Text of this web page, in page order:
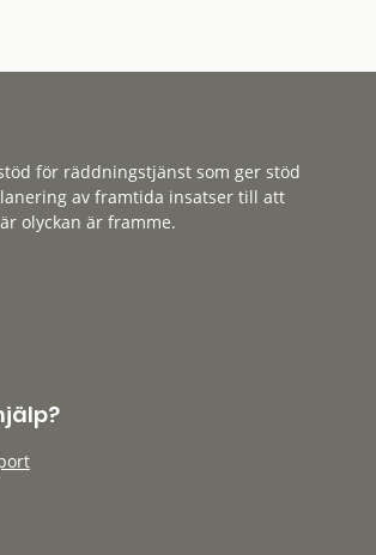
för räddningstjänst som ger stöd
av framtida insatser till att
olyckan är framme.